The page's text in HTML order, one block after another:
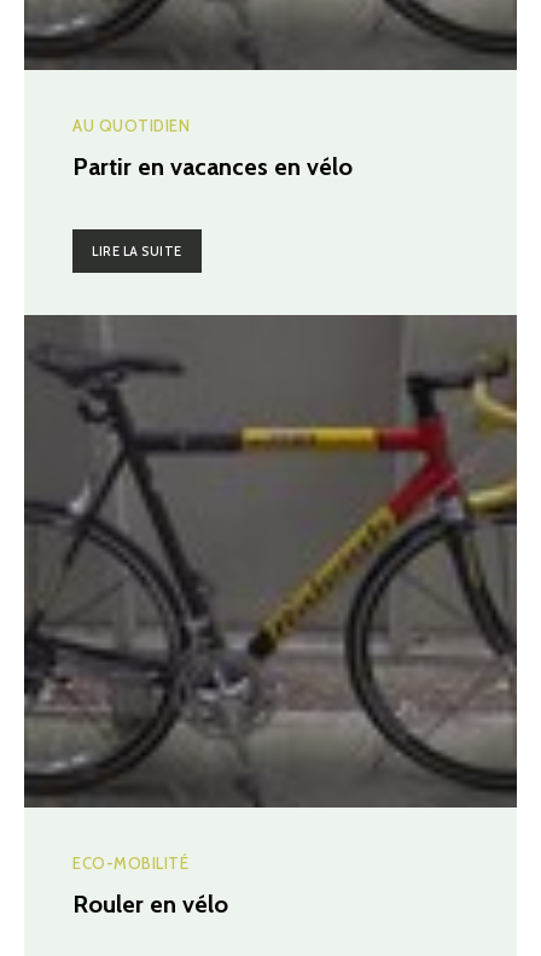
AU QUOTIDIEN
Partir en vacances en vélo
LIRE LA SUITE
ECO-MOBILITÉ
Rouler en vélo